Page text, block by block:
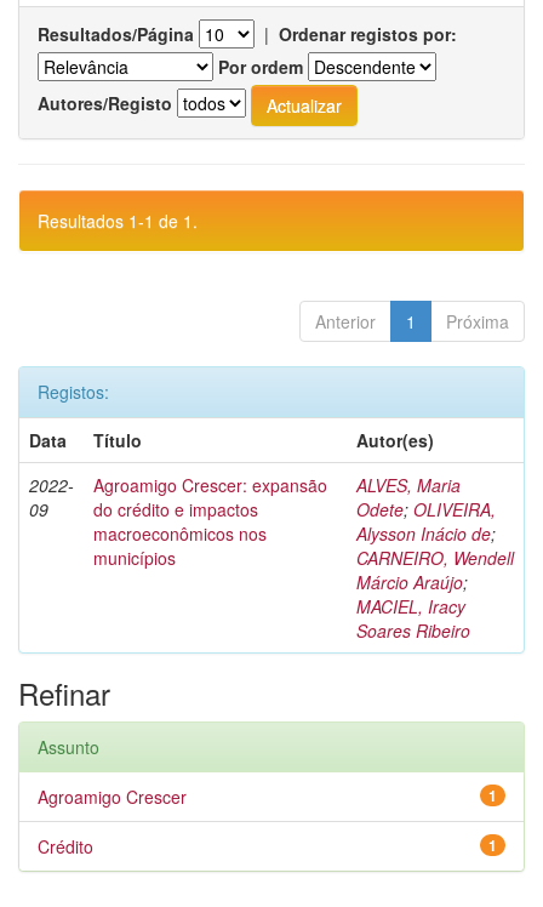
Resultados/Página | Ordenar registos por:
Por ordem
Autores/Registo
Resultados 1-1 de 1.
Anterior 1 Próxima
Registos:
Data
Título
Autor(es)
2022-
09
Agroamigo Crescer: expansão
do crédito e impactos
macroeconômicos nos
municípios
ALVES, Maria
Odete; OLIVEIRA,
Alysson Inácio de;
CARNEIRO, Wendell
Márcio Araújo;
MACIEL, Iracy
Soares Ribeiro
Refinar
Assunto
1
Agroamigo Crescer
1
Crédito